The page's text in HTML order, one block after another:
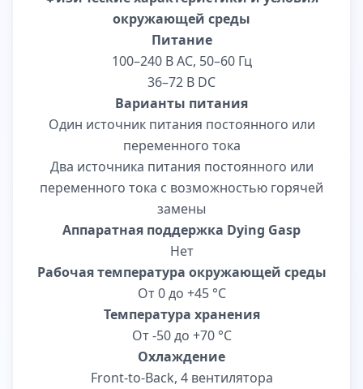
окружающей среды
Питание
100–240 В AC, 50–60 Гц
36–72 В DC
Варианты питания
Один источник питания постоянного или
переменного тока
Два источника питания постоянного или
переменного тока с возможностью горячей
замены
Аппаратная поддержка Dying Gasp
Нет
Рабочая температура окружающей среды
От 0 до +45 °С
Температура хранения
От -50 до +70 °С
Охлаждение
Front-to-Back, 4 вентилятора